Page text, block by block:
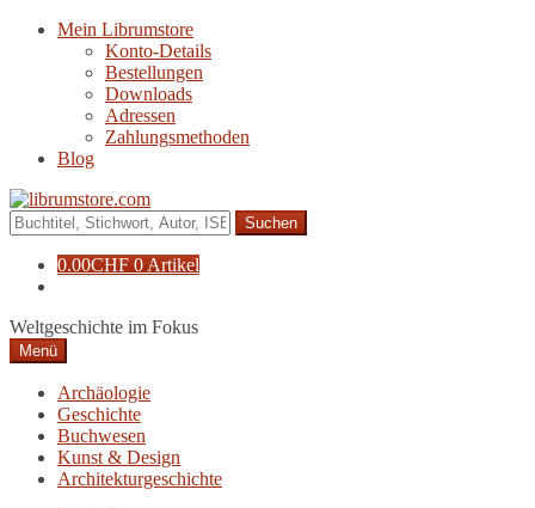
Navigation
Zum
Mein Librumstore
Konto-Details
Bestellungen
Downloads
Adressen
Zahlungsmethoden
Blog
Suche
nach:
0.00CHF 0 Artikel
Weltgeschichte im Fokus
Menü
Archäologie
Geschichte
Buchwesen
Kunst & Design
Architekturgeschichte